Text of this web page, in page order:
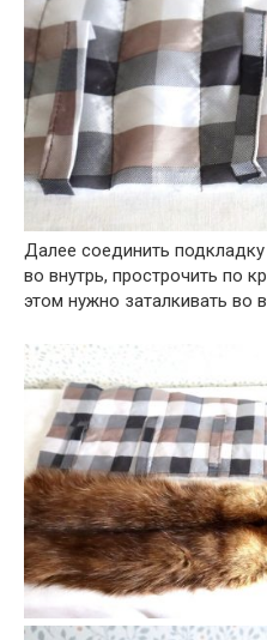
Далее соединить
во внутрь, прострочить по
этом нужно заталкивать во